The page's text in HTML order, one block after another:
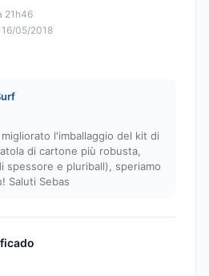
21h46
05/2018
l'imballaggio del kit di
di cartone più robusta,
spessore e pluriball), speriamo
Saluti Sebas